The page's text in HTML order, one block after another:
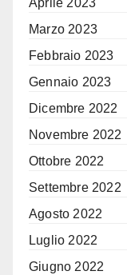
Aprile 2023
Marzo 2023
Febbraio 2023
Gennaio 2023
Dicembre 2022
Novembre 2022
Ottobre 2022
Settembre 2022
Agosto 2022
Luglio 2022
Giugno 2022